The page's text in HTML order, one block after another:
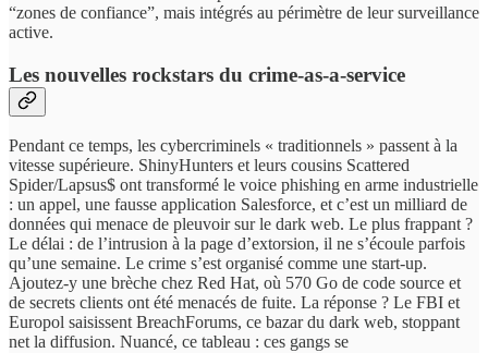
“zones de confiance”, mais intégrés au périmètre de leur surveillance
active.
Les nouvelles rockstars du crime-as-a-service
Pendant ce temps, les cybercriminels « traditionnels » passent à la
vitesse supérieure. ShinyHunters et leurs cousins Scattered
Spider/Lapsus$ ont transformé le voice phishing en arme industrielle
: un appel, une fausse application Salesforce, et c’est un milliard de
données qui menace de pleuvoir sur le dark web. Le plus frappant ?
Le délai : de l’intrusion à la page d’extorsion, il ne s’écoule parfois
qu’une semaine. Le crime s’est organisé comme une start-up.
Ajoutez-y une brèche chez Red Hat, où 570 Go de code source et
de secrets clients ont été menacés de fuite. La réponse ? Le FBI et
Europol saisissent BreachForums, ce bazar du dark web, stoppant
net la diffusion. Nuancé, ce tableau : ces gangs se